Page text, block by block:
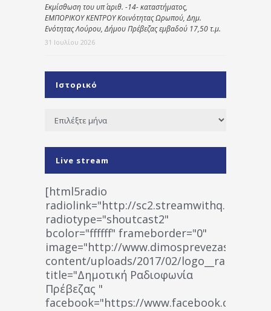
Εκμίσθωση του υπ΄ αριθ. -14- καταστήματος,
ΕΜΠΟΡΙΚΟΥ ΚΕΝΤΡΟΥ Κοινότητας Ωρωπού, Δημ.
Ενότητας Λούρου, Δήμου Πρέβεζας εμβαδού 17,50 τ.μ.
31 Ιουλίου 2026
Ιστορικό
Ιστορικό
Live stream
[html5radio
radiolink="http://
radiotype="shoutcast2"
bcolor="ffffff" frameborder="0"
image="http://www.dimosprevezas.gr/wp-
content/uploads/2017/02/
title="Δημοτική Ραδιοφωνία
Πρέβεζας "
facebook="https://www.facebook.com/